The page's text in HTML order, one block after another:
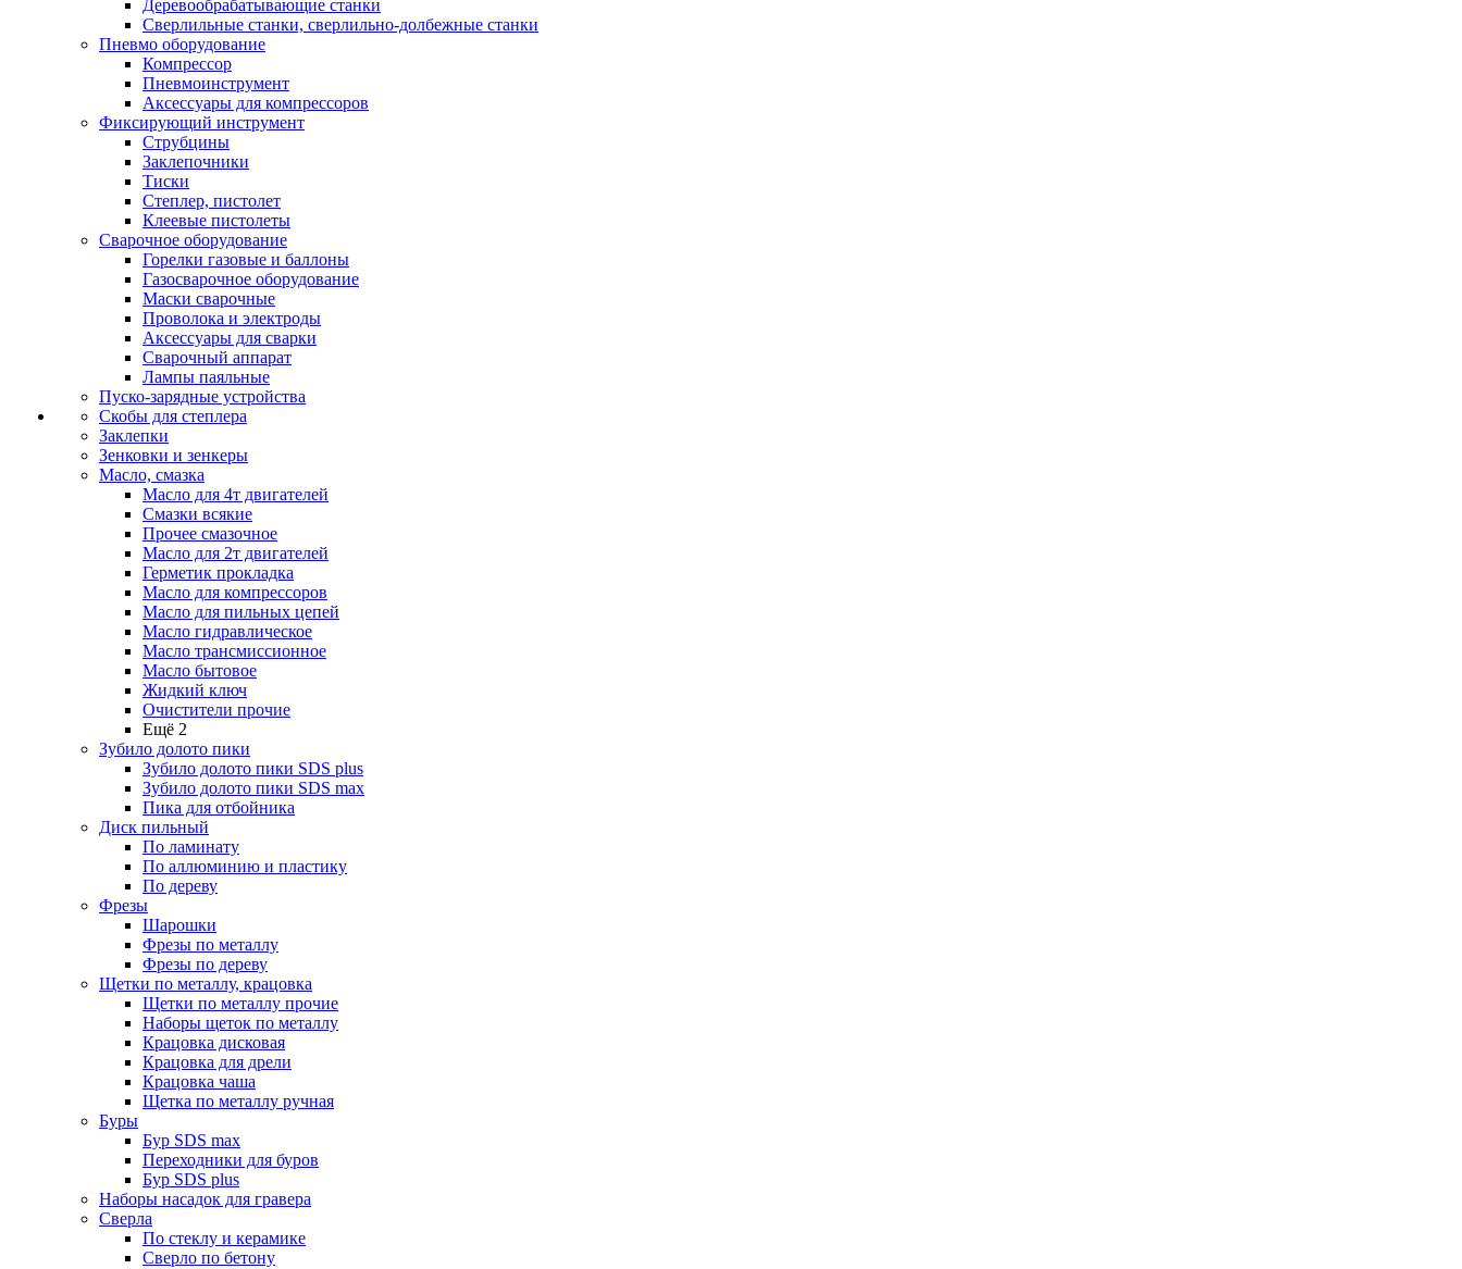
Деревообрабатывающие станки
Сверлильные станки, сверлильно-долбежные станки
Пневмо оборудование
Компрессор
Пневмоинструмент
Аксессуары для компрессоров
Фиксирующий инструмент
Струбцины
Заклепочники
Тиски
Степлер, пистолет
Клеевые пистолеты
Сварочное оборудование
Горелки газовые и баллоны
Газосварочное оборудование
Маски сварочные
Проволока и электроды
Аксессуары для сварки
Сварочный аппарат
Лампы паяльные
Пуско-зарядные устройства
Скобы для степлера
Заклепки
Зенковки и зенкеры
Масло, смазка
Масло для 4т двигателей
Смазки всякие
Прочее смазочное
Масло для 2т двигателей
Герметик прокладка
Масло для компрессоров
Масло для пильных цепей
Масло гидравлическое
Масло трансмиссионное
Масло бытовое
Жидкий ключ
Очистители прочие
Ещё 2
Зубило долото пики
Зубило долото пики SDS plus
Зубило долото пики SDS max
Пика для отбойника
Диск пильный
По ламинату
По аллюминию и пластику
По дереву
Фрезы
Шарошки
Фрезы по металлу
Фрезы по дереву
Щетки по металлу, крацовка
Щетки по металлу прочие
Наборы щеток по металлу
Крацовка дисковая
Крацовка для дрели
Крацовка чаша
Щетка по металлу ручная
Буры
Бур SDS max
Переходники для буров
Бур SDS plus
Наборы насадок для гравера
Сверла
По стеклу и керамике
Сверло по бетону